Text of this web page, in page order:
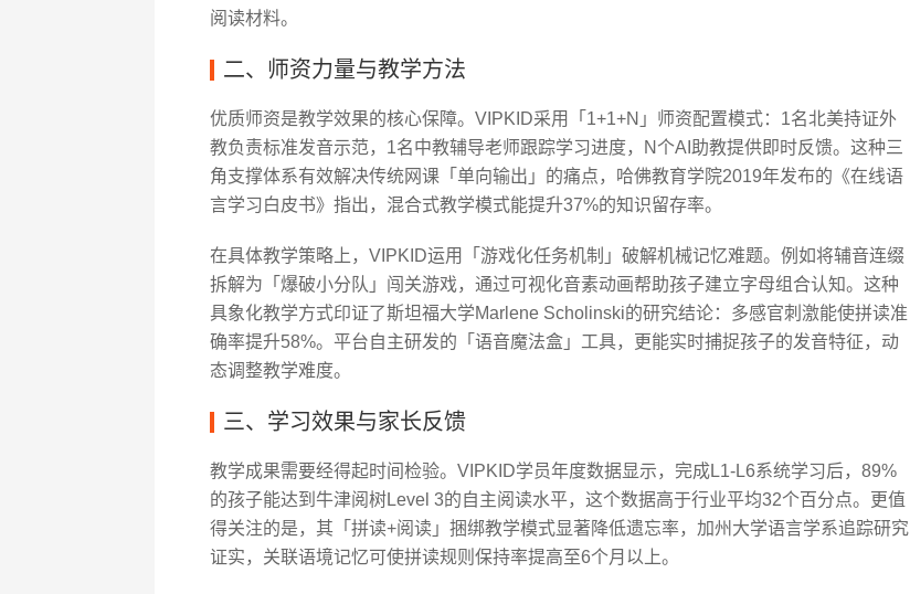
阅读材料。
二、师资力量与教学方法
优质师资是教学效果的核心保障。VIPKID采用「1+1+N」师资配置模式：1名北美持证外
教负责标准发音示范，1名中教辅导老师跟踪学习进度，N个AI助教提供即时反馈。这种三
角支撑体系有效解决传统网课「单向输出」的痛点，哈佛教育学院2019年发布的《在线语
言学习白皮书》指出，混合式教学模式能提升37%的知识留存率。
在具体教学策略上，VIPKID运用「游戏化任务机制」破解机械记忆难题。例如将辅音连缀
拆解为「爆破小分队」闯关游戏，通过可视化音素动画帮助孩子建立字母组合认知。这种
具象化教学方式印证了斯坦福大学Marlene Scholinski的研究结论：多感官刺激能使拼读准
确率提升58%。平台自主研发的「语音魔法盒」工具，更能实时捕捉孩子的发音特征，动
态调整教学难度。
三、学习效果与家长反馈
教学成果需要经得起时间检验。VIPKID学员年度数据显示，完成L1-L6系统学习后，89%
的孩子能达到牛津阅树Level 3的自主阅读水平，这个数据高于行业平均32个百分点。更值
得关注的是，其「拼读+阅读」捆绑教学模式显著降低遗忘率，加州大学语言学系追踪研究
证实，关联语境记忆可使拼读规则保持率提高至6个月以上。